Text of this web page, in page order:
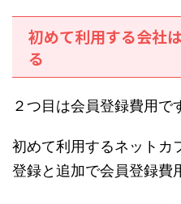
初めて利用する会社
る
２つ目は会員登録費用で
初めて利用するネットカ
登録と追加で会員登録費